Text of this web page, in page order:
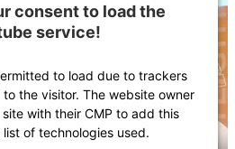
consent to load the
service!
to load due to trackers
the visitor. The website owner
with their CMP to add this
of technologies used.